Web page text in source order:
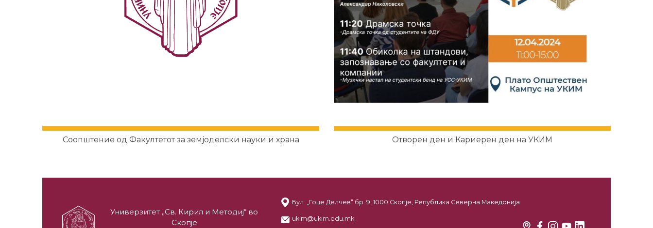
Соопштение од Факултетот за земјоделски науки и храна Отворен ден и Кариерен ден на УКИМ
Универзитет „Св. Кирил и Методиј“ во
Скопје
Бул. „Гоце Делчев“ бр. 9, 1000 Скопје, Република Северна Македонија
ukim@ukim.edu.mk